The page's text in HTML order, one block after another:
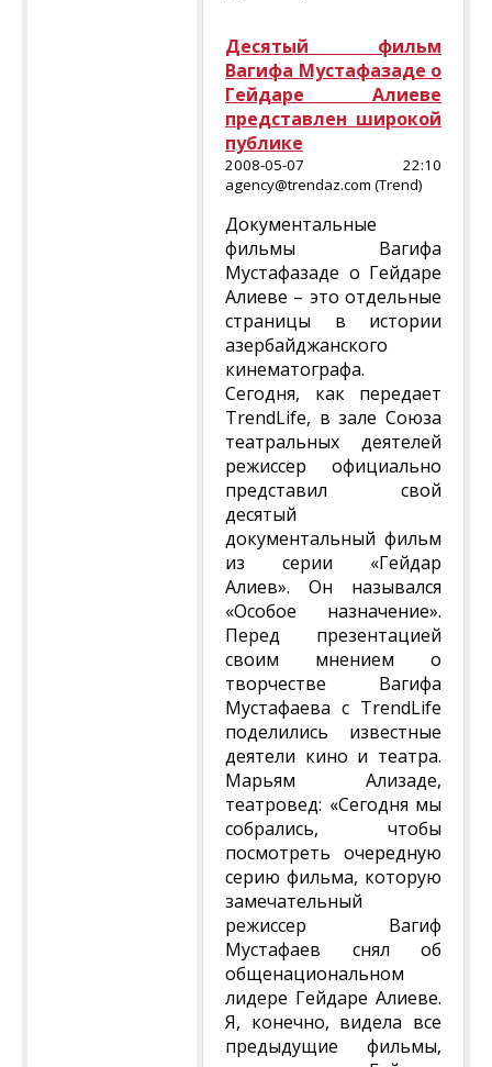
Десятый фильм
Вагифа Мустафазаде о
Гейдаре Алиеве
представлен широкой
публике
2008-05-07 22:10
agency@trendaz.com (Trend)
Документальные
фильмы Вагифа
Мустафазаде о Гейдаре
Алиеве – это отдельные
страницы в истории
азербайджанского
кинематографа.
Сегодня, как передает
TrendLife, в зале Союза
театральных деятелей
режиссер официально
представил свой
десятый
документальный фильм
из серии «Гейдар
Алиев». Он назывался
«Особое назначение».
Перед презентацией
своим мнением о
творчестве Вагифа
Мустафаева с TrendLife
поделились известные
деятели кино и театра.
Марьям Ализаде,
театровед: «Сегодня мы
собрались, чтобы
посмотреть очередную
серию фильма, которую
замечательный
режиссер Вагиф
Мустафаев снял об
общенациональном
лидере Гейдаре Алиеве.
Я, конечно, видела все
предыдущие фильмы,